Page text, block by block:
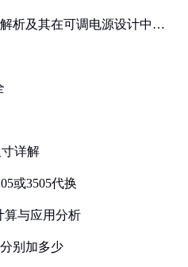
析及其在可调电源设计中的
详解
或3505代换
算与应用分析
别加多少